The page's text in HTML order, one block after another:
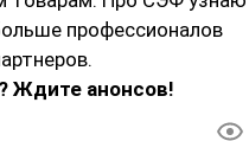
профессионалов
Ждите анонсов!